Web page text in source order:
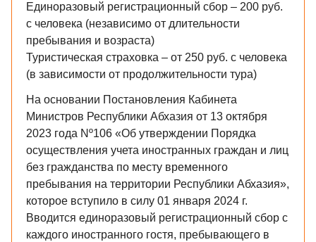
Единоразовый регистрационный сбор – 200 руб.
с человека (независимо от длительности
пребывания и возраста)
Туристическая страховка – от 250 руб. с человека
(в зависимости от продолжительности тура)
На основании Постановления Кабинета
Министров Республики Абхазия от 13 октября
2023 года Nº106 «Об утверждении Порядка
осуществления учета иностранных граждан и лиц
без гражданства по месту временного
пребывания на территории Республики Абхазия»,
которое вступило в силу 01 января 2024 г.
Вводится единоразовый регистрационный сбор с
каждого иностранного гостя, пребывающего в